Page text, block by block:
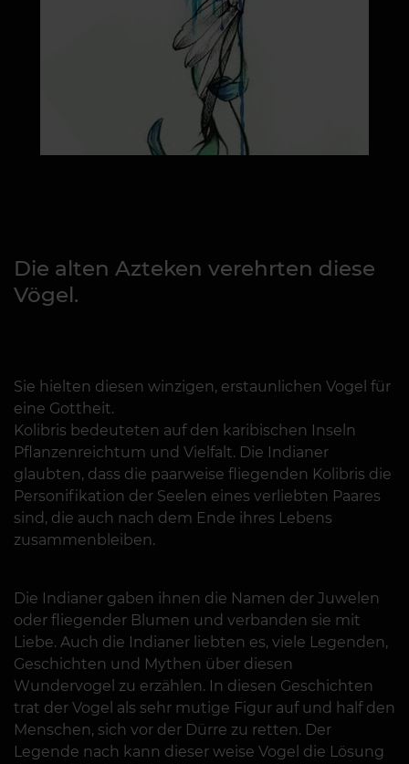
Die alten Azteken verehrten diese
Vögel.
Sie hielten diesen winzigen, erstaunlichen Vogel für
eine Gottheit.
Kolibris bedeuteten auf den karibischen Inseln
Pflanzenreichtum und Vielfalt. Die Indianer
glaubten, dass die paarweise fliegenden Kolibris die
Personifikation der Seelen eines verliebten Paares
sind, die auch nach dem Ende ihres Lebens
zusammenbleiben.
Die Indianer gaben ihnen die Namen der Juwelen
oder fliegender Blumen und verbanden sie mit
Liebe. Auch die Indianer liebten es, viele Legenden,
Geschichten und Mythen über diesen
Wundervogel zu erzählen. In diesen Geschichten
trat der Vogel als sehr mutige Figur auf und half den
Menschen, sich vor der Dürre zu retten. Der
Legende nach kann dieser weise Vogel die Lösung